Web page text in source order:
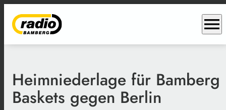
menu
Heimniederlage für Bamberg
Baskets gegen Berlin